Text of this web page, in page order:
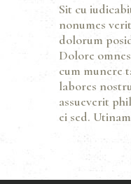
Sit cu
nonumes
dolorum
Dolore
cum munere
labores
assueverit
ei sed.